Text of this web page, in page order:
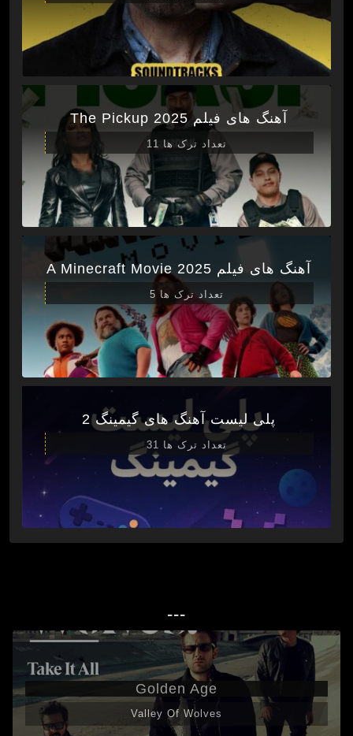
آهنگ های فیلم The Pickup 2025
تعداد ترک ها 11
آهنگ های فیلم A Minecraft Movie 2025
تعداد ترک ها 5
پلی لیست آهنگ های گیمینگ 2
تعداد ترک ها 31
---
Golden Age
Valley Of Wolves